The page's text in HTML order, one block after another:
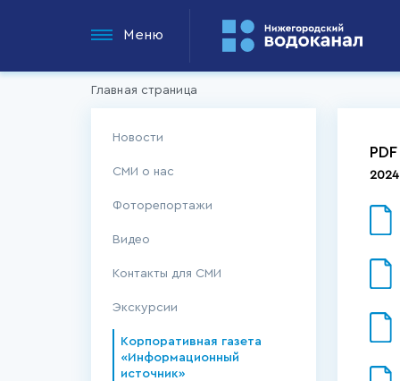
Меню
Главная страница
Новости
СМИ о нас
Фоторепортажи
Видео
Контакты для СМИ
Экскурсии
Корпоративная газета
«Информационный
источник»